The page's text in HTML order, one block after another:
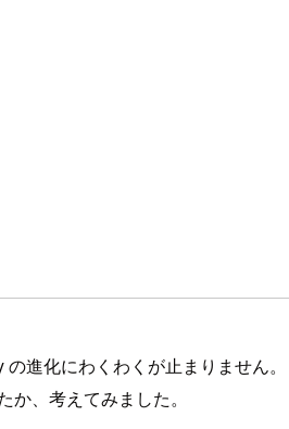
進化にわくわくが止まりません。
、考えてみました。